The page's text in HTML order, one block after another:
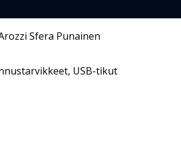
, USB-tikut